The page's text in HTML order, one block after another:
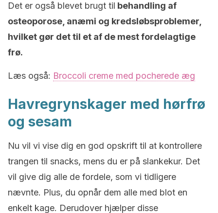
Det er også blevet brugt til behandling af
osteoporose, anæmi og kredsløbsproblemer,
hvilket gør det til et af de mest fordelagtige
frø.
Læs også: Broccoli creme med pocherede æg
Havregrynskager med hørfrø
og sesam
Nu vil vi vise dig en god opskrift til at kontrollere
trangen til snacks, mens du er på slankekur. Det
vil give dig alle de fordele, som vi tidligere
nævnte. Plus, du opnår dem alle med blot en
enkelt kage. Derudover hjælper disse